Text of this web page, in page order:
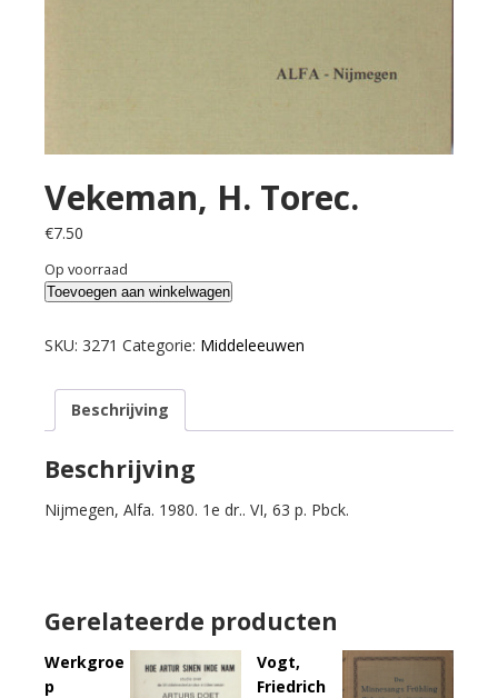
Vekeman, H. Torec.
€7.50
Op voorraad
Vekeman,
Torec.
Toevoegen aan winkelwagen
SKU: 3271 Categorie: Middeleeuwen
Beschrijving
Beschrijving
Nijmegen, Alfa. 1980. 1e dr.. VI, 63 p. Pbck.
Gerelateerde producten
Werkgroe
p
Vogt,
Friedrich